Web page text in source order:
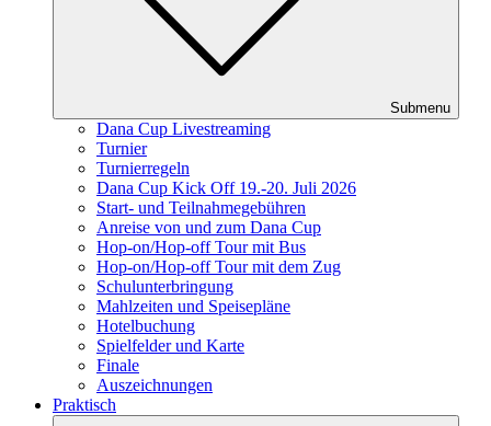
Submenu
Dana Cup Livestreaming
Turnier
Turnierregeln
Dana Cup Kick Off 19.-20. Juli 2026
Start- und Teilnahmegebühren
Anreise von und zum Dana Cup
Hop-on/Hop-off Tour mit Bus
Hop-on/Hop-off Tour mit dem Zug
Schulunterbringung
Mahlzeiten und Speisepläne
Hotelbuchung
Spielfelder und Karte
Finale
Auszeichnungen
Praktisch